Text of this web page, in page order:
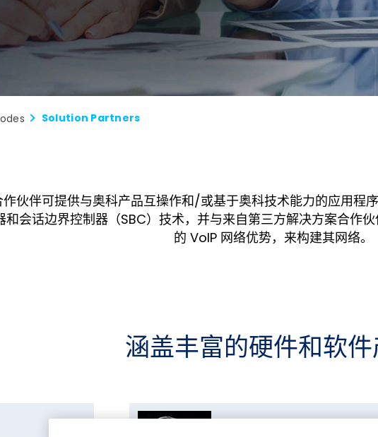
Solution Partners
伙伴可提供与奥科产品互操作和/或基于奥科技术能力的应用程
和会话边界控制器（SBC）技术，并与来自第三方解决方案合作
的 VoIP 网络优势，来构建其网络。
涵盖丰富的硬件和软